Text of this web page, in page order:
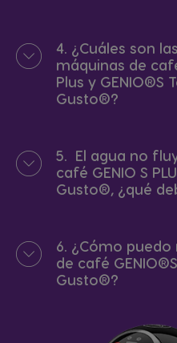
4. ¿Cuáles son
máquinas de
Plus y GENIO®S
Gusto®?
5. El agua no
café GENIO S
Gusto®, ¿qué
6. ¿Cómo
de café
Gusto®?